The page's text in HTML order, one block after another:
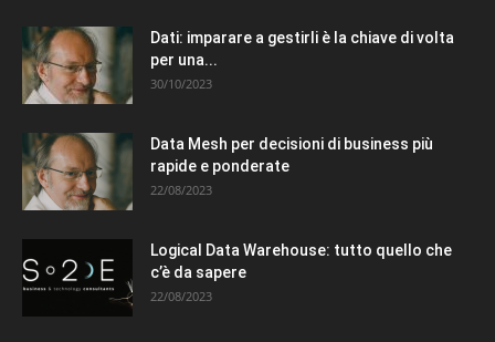
Dati: imparare a gestirli è la chiave di volta
per una...
30/10/2023
Data Mesh per decisioni di business più
rapide e ponderate
22/08/2023
Logical Data Warehouse: tutto quello che
c’è da sapere
22/08/2023